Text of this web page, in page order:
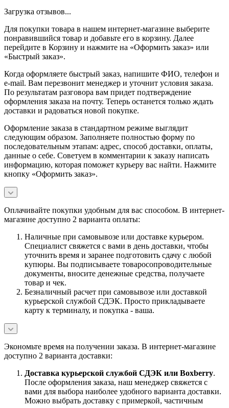
Загрузка отзывов...
Для покупки товара в нашем интернет-магазине выберите
понравившийся товар и добавьте его в корзину. Далее
перейдите в Корзину и нажмите на «Оформить заказ» или
«Быстрый заказ».
Когда оформляете быстрый заказ, напишите ФИО, телефон и
e-mail. Вам перезвонит менеджер и уточнит условия заказа.
По результатам разговора вам придет подтверждение
оформления заказа на почту. Теперь останется только ждать
доставки и радоваться новой покупке.
Оформление заказа в стандартном режиме выглядит
следующим образом. Заполняете полностью форму по
последовательным этапам: адрес, способ доставки, оплаты,
данные о себе. Советуем в комментарии к заказу написать
информацию, которая поможет курьеру вас найти. Нажмите
кнопку «Оформить заказ».
Оплачивайте покупки удобным для вас способом. В интернет-
магазине доступно 2 варианта оплаты:
Наличные при самовывозе или доставке курьером.
Специалист свяжется с вами в день доставки, чтобы
уточнить время и заранее подготовить сдачу с любой
купюры. Вы подписываете товаросопроводительные
документы, вносите денежные средства, получаете
товар и чек.
Безналичный расчет при самовывозе или доставкой
курьерской службой СДЭК. Просто прикладываете
карту к терминалу, и покупка - ваша.
Экономьте время на получении заказа. В интернет-магазине
доступно 2 варианта доставки:
Доставка курьерской службой СДЭК или Boxberry.
После оформления заказа, наш менеджер свяжется с
вами для выбора наиболее удобного варианта доставки.
Можно выбрать доставку с примеркой, частичным